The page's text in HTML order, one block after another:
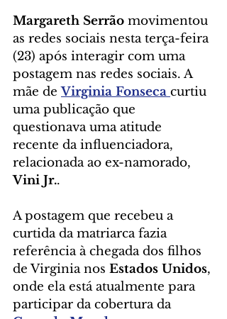
Margareth Serrão movimentou
as redes sociais nesta terça-feira
(23) após interagir com uma
postagem nas redes sociais. A
mãe de Virginia Fonseca curtiu
uma publicação que
questionava uma atitude
recente da influenciadora,
relacionada ao ex-namorado,
Vini Jr..
A postagem que recebeu a
curtida da matriarca fazia
referência à chegada dos filhos
de Virginia nos Estados Unidos,
onde ela está atualmente para
participar da cobertura da